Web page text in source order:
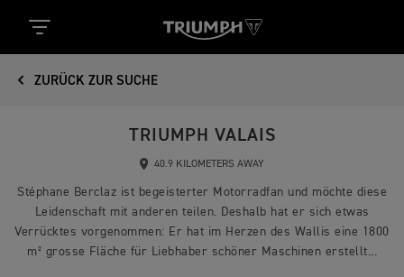
ZURÜCK ZUR SUCHE
TRIUMPH VALAIS
40.9 KILOMETERS AWAY
Stéphane Berclaz ist begeisterter Motorradfan und möchte diese
Leidenschaft mit anderen teilen. Deshalb hat er sich etwas
Verrücktes vorgenommen: Er hat im Herzen des Wallis eine 1800
m² grosse Fläche für Liebhaber schöner Maschinen erstellt...